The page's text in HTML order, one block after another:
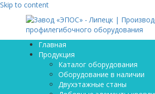
Skip to content
Главная
Продукция
Каталог оборудования
Оборудование в наличии
Двухэтажные станы